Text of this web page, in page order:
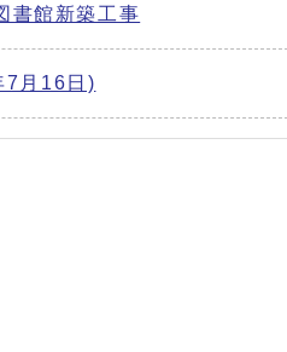
書館新築工事
7月16日)